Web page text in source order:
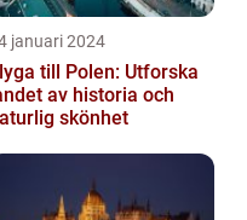
januari 2024
till Polen: Utforska
av historia och
skönhet